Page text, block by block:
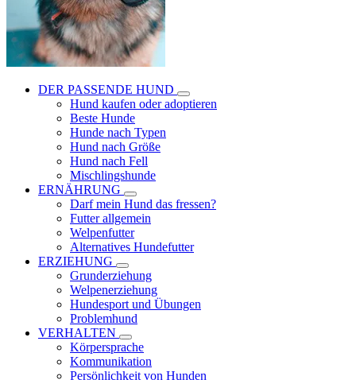
DER PASSENDE HUND
Hund kaufen oder adoptieren
Beste Hunde
Hunde nach Typen
Hund nach Größe
Hund nach Fell
Mischlingshunde
ERNÄHRUNG
Darf mein Hund das fressen?
Futter allgemein
Welpenfutter
Alternatives Hundefutter
ERZIEHUNG
Grunderziehung
Welpenerziehung
Hundesport und Übungen
Problemhund
VERHALTEN
Körpersprache
Kommunikation
Persönlichkeit von Hunden